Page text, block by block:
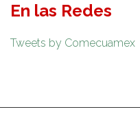
En las Redes
Tweets by Comecuamex